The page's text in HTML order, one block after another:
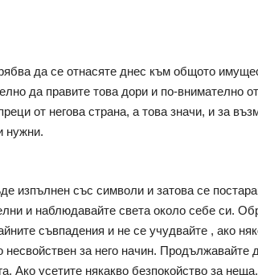
да се отнасяте днес към общото
да правите това дори и по-внимателно
от негова страна, а това значи, и за
нужни.
изпълнен със символи и затова се
и наблюдавайте света около себе си.
съвпадения и не се учудвайте , ако
за него начин. Продължавайте
Ако усетите някакво безпокойство за